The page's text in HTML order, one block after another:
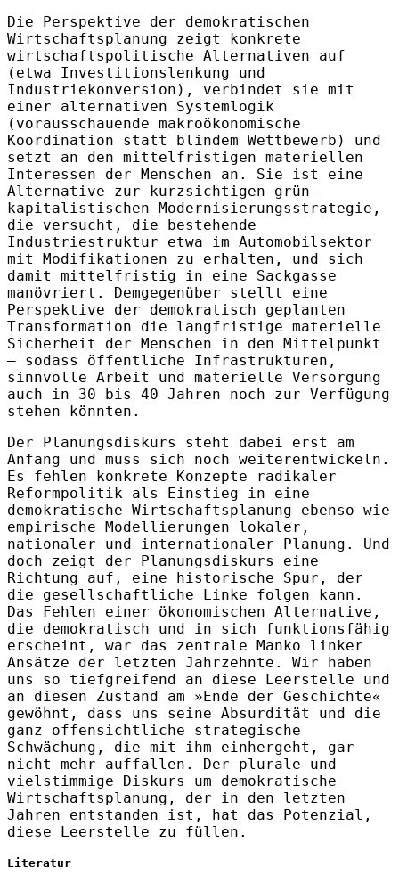
Die Perspektive der demokratischen
Wirtschaftsplanung zeigt konkrete
wirtschaftspolitische Alternativen auf
(etwa Investitionslenkung und
Industriekonversion), verbindet sie mit
einer alternativen Systemlogik
(vorausschauende makroökonomische
Koordination statt blindem Wettbewerb) und
setzt an den mittelfristigen materiellen
Interessen der Menschen an. Sie ist eine
Alternative zur kurzsichtigen grün-
kapitalistischen Modernisierungsstrategie,
die versucht, die bestehende
Industriestruktur etwa im Automobilsektor
mit Modifikationen zu erhalten, und sich
damit mittelfristig in eine Sackgasse
manövriert. Demgegenüber stellt eine
Perspektive der demokratisch geplanten
Transformation die langfristige materielle
Sicherheit der Menschen in den Mittelpunkt
– sodass öffentliche Infrastrukturen,
sinnvolle Arbeit und materielle Versorgung
auch in 30 bis 40 Jahren noch zur Verfügung
stehen könnten.
Der Planungsdiskurs steht dabei erst am
Anfang und muss sich noch weiterentwickeln.
Es fehlen konkrete Konzepte radikaler
Reformpolitik als Einstieg in eine
demokratische Wirtschaftsplanung ebenso wie
empirische Modellierungen lokaler,
nationaler und internationaler Planung. Und
doch zeigt der Planungsdiskurs eine
Richtung auf, eine historische Spur, der
die gesellschaftliche Linke folgen kann.
Das Fehlen einer ökonomischen Alternative,
die demokratisch und in sich funktionsfähig
erscheint, war das zentrale Manko linker
Ansätze der letzten Jahrzehnte. Wir haben
uns so tiefgreifend an diese Leerstelle und
an diesen Zustand am »Ende der Geschichte«
gewöhnt, dass uns seine Absurdität und die
ganz offensichtliche strategische
Schwächung, die mit ihm einhergeht, gar
nicht mehr auffallen. Der plurale und
vielstimmige Diskurs um demokratische
Wirtschaftsplanung, der in den letzten
Jahren entstanden ist, hat das Potenzial,
diese Leerstelle zu füllen.
Literatur